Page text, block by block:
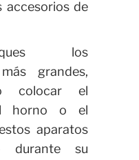
accesorios de
los
grandes,
colocar el
horno o el
aparatos
durante su